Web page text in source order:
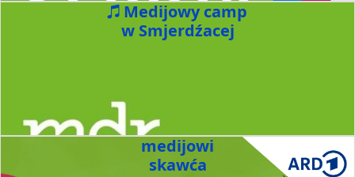
Medijowy camp
w Smjerdźacej
medijowi
skawća